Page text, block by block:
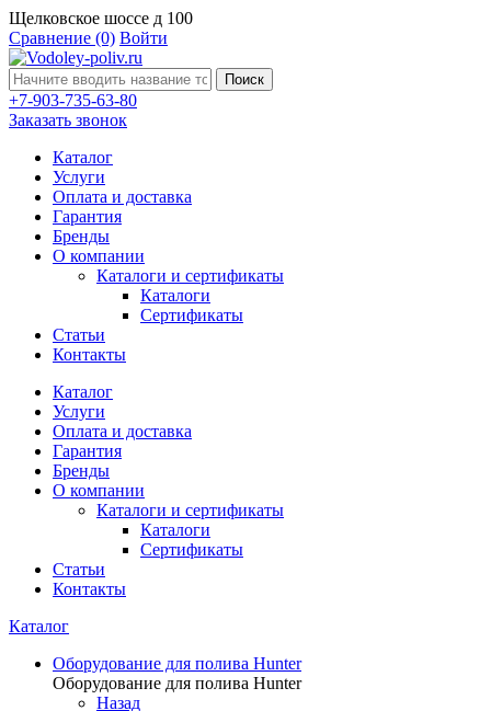
Щелковское шоссе д 100
Сравнение (0) Войти
Поиск
+7-903-735-63-80
Заказать звонок
Каталог
Услуги
Оплата и доставка
Гарантия
Бренды
О компании
Каталоги и сертификаты
Каталоги
Сертификаты
Статьи
Контакты
Каталог
Услуги
Оплата и доставка
Гарантия
Бренды
О компании
Каталоги и сертификаты
Каталоги
Сертификаты
Статьи
Контакты
Каталог
Оборудование для полива Hunter
Оборудование для полива Hunter
Назад